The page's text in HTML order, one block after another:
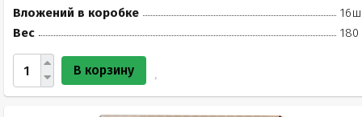
Вложений в коробке
Вес
180
В корзину